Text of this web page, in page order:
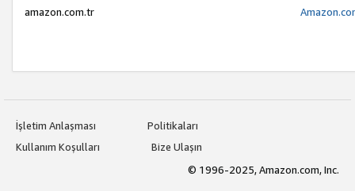
amazon.com.tr
İşletim Anlaşması
Politikaları
Kullanım Koşulları
Bize Ulaşın
© 1996-2025, Amazon.com, Inc.